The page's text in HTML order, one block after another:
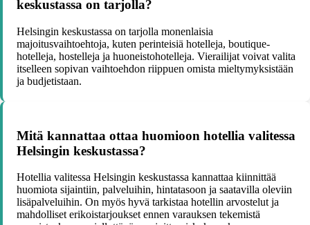
keskustassa on tarjolla?
Helsingin keskustassa on tarjolla monenlaisia
majoitusvaihtoehtoja, kuten perinteisiä hotelleja, boutique-
hotelleja, hostelleja ja huoneistohotelleja. Vierailijat voivat valita
itselleen sopivan vaihtoehdon riippuen omista mieltymyksistään
ja budjetistaan.
Mitä kannattaa ottaa huomioon hotellia valitessa
Helsingin keskustassa?
Hotellia valitessa Helsingin keskustassa kannattaa kiinnittää
huomiota sijaintiin, palveluihin, hintatasoon ja saatavilla oleviin
lisäpalveluihin. On myös hyvä tarkistaa hotellin arvostelut ja
mahdolliset erikoistarjoukset ennen varauksen tekemistä